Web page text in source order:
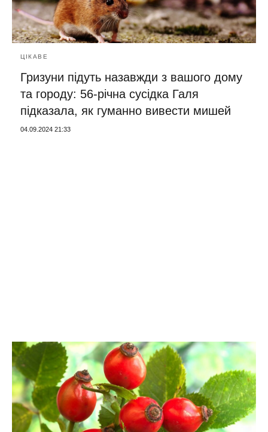
ЦІКАВЕ
Гризуни підуть назавжди з вашого дому
та городу: 56-річна сусідка Галя
підказала, як гуманно вивести мишей
04.09.2024 21:33